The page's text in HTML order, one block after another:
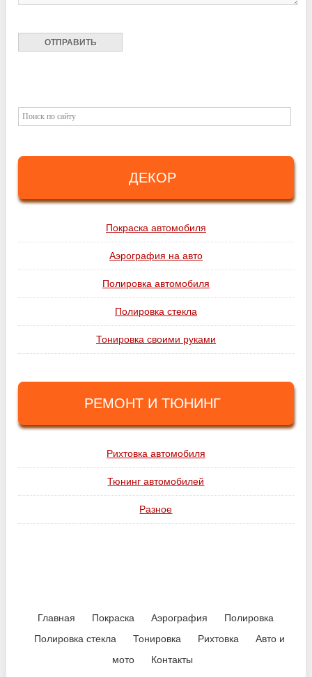
ДЕКОР
Покраска автомобиля
Аэрография на авто
Полировка автомобиля
Полировка стекла
Тонировка своими руками
РЕМОНТ И ТЮНИНГ
Рихтовка автомобиля
Тюнинг автомобилей
Разное
Главная Покраска Аэрография
Полировка
Полировка стекла
Тонировка Рихтовка
Авто и
мото
Контакты